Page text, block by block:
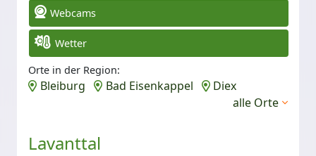
Webcams
Wetter
Orte in der Region:
Bleiburg Bad Eisenkappel
Diex
alle Orte
Lavanttal